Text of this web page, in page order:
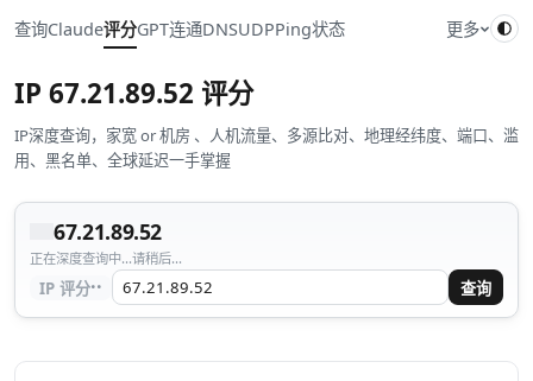
查询Claude评分GPT连通DNSUDPPing状态 更多
IP 67.21.89.52 评分
IP深度查询，家宽 or 机房 、人机流量、多源比对、地理经纬度、端口、滥
用、黑名单、全球延迟一手掌握
67.21.89.52
正在深度查询中...请稍后...
IP 评分·· 查询